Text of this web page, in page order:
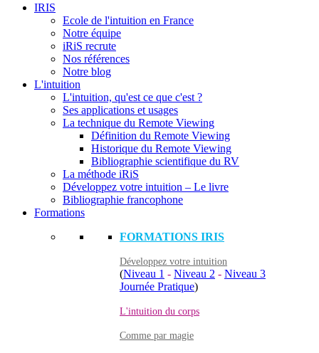
IRIS
Ecole de l'intuition en France
Notre équipe
iRiS recrute
Nos références
Notre blog
L'intuition
L'intuition, qu'est ce que c'est ?
Ses applications et usages
La technique du Remote Viewing
Définition du Remote Viewing
Historique du Remote Viewing
Bibliographie scientifique du RV
La méthode iRiS
Développez votre intuition – Le livre
Bibliographie francophone
Formations
FORMATIONS IRIS
Développez votre intuition
(Niveau 1 - Niveau 2 - Niveau 3
Journée Pratique)
L'intuition du corps
Comme par magie